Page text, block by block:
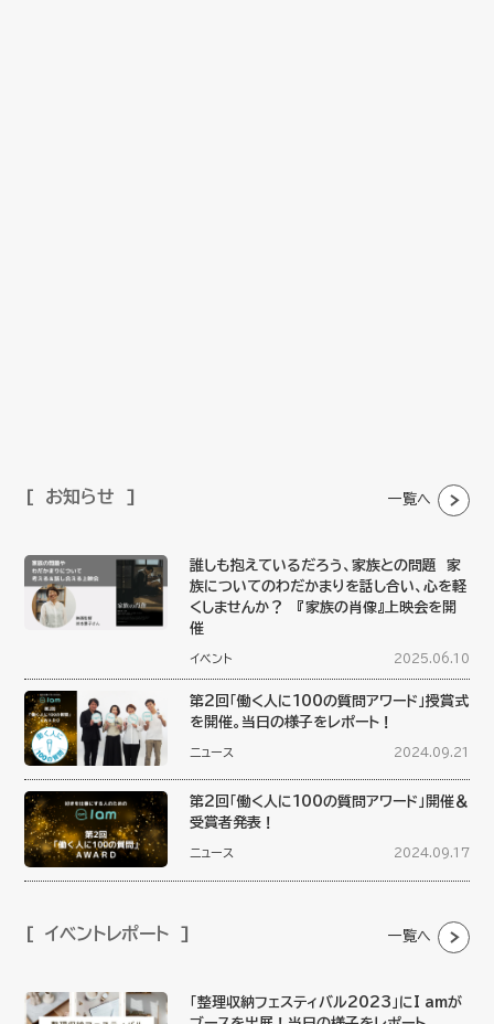
お知らせ 一覧へ
誰しも抱えているだろう、家族との問題 家
族についてのわだかまりを話し合い、心を軽
くしませんか？ 『家族の肖像』上映会を開
催
イベント 2025.06.10
第2回「働く人に100の質問アワード」授賞式
を開催。当日の様子をレポート！
ニュース 2024.09.21
第2回「働く人に100の質問アワード」開催＆
受賞者発表！
ニュース 2024.09.17
イベントレポート 一覧へ
「整理収納フェスティバル2023」にI amが